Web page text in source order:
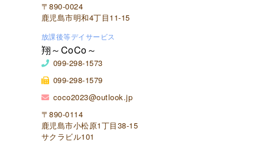
〒890-0024
鹿児島市明和4丁目11-15
放課後等デイサービス
翔～CoCo～
099-298-1573
099-298-1579
coco2023@outlook.jp
〒890-0114
鹿児島市小松原1丁目38-15
サクラビル101